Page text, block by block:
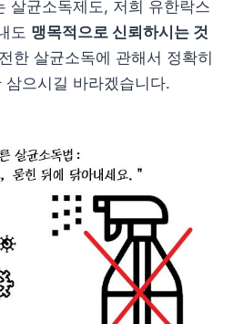
살균소독제도, 저희 유한락스
도 맹목적으로 신뢰하시는 것
한 살균소독에 관해서 정확히
으시길 바라겠습니다.